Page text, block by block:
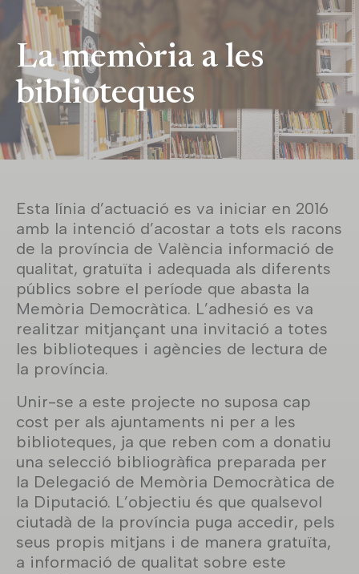
La memòria a les
biblioteques
Esta línia d’actuació es va iniciar en 2016
amb la intenció d’acostar a tots els racons
de la província de València informació de
qualitat, gratuïta i adequada als diferents
públics sobre el període que abasta la
Memòria Democràtica. L’adhesió es va
realitzar mitjançant una invitació a totes
les biblioteques i agències de lectura de
la província.
Unir-se a este projecte no suposa cap
cost per als ajuntaments ni per a les
biblioteques, ja que reben com a donatiu
una selecció bibliogràfica preparada per
la Delegació de Memòria Democràtica de
la Diputació. L’objectiu és que qualsevol
ciutadà de la província puga accedir, pels
seus propis mitjans i de manera gratuïta,
a informació de qualitat sobre este